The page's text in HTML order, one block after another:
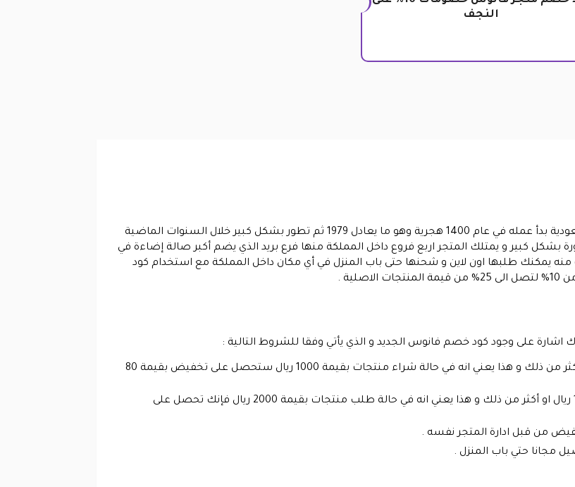
النجف
، متجر فانوس داخل المملكة العربية السعودية بدأ عمله في عام 1400 هجرية وهو ما يعادل 1979 ثم تطور بشكل كبير خلال السنوات الماضية
بشكل كبير و يمتلك المتجر اربع فروع داخل المملكة منها فرع بريد الذي يضم أكبر صالة إضاءة في
يمكنك طلبها اون لاين و شحنها حتى باب المنزل في أي مكان داخل المملكة مع استخدام كود
.
اشارة على وجود كود خصم فانوس الجديد و الذي يأتي وفقا للشروط التالية :
خصم 8% على المنتجات التي تأتي بسعر 799 ريال او أكثر من ذلك و هذا يعني انه في حالة شراء منتجات بقيمة 1000 ريال ستحصل على تخفيض بقيمة 80
خصم بنسبة 12% على الطلبيات التي تأتي بقيمة 1999 ريال او أكثر من ذلك و هذا يعني انه في حالة طلب منتجات بقيمة 2000 ريال فإنك تحصل على
من قبل ادارة المتجر نفسه .
مجانا حتي باب المنزل .